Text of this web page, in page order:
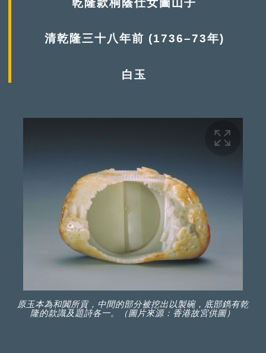
乾隆款桐蔭仕女圖山子
清乾隆三十八年前 (1736–73年)
白玉
原玉本為和闐所貢，中間的部分被挖出以製碗，底部鐫有乾
隆的款識及題詩各一。（圖片來源：香港故宮供圖）